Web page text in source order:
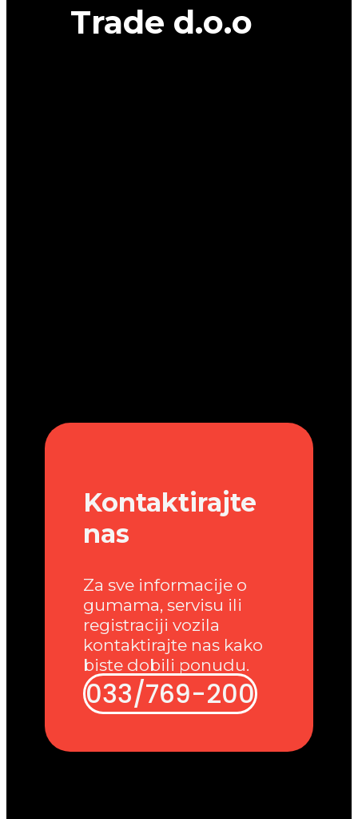
Trade d.o.o
Kontaktirajte
nas
Za sve informacije o
gumama, servisu ili
registraciji vozila
kontaktirajte nas kako
biste dobili ponudu.
033/769-200